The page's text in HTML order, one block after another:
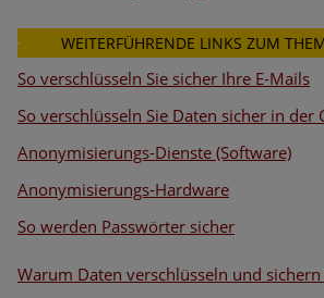
WEITERFÜHRENDE LINKS ZUM
VERSCHLÜSSELN
So verschlüsseln Sie sicher Ihre E-Mails
So verschlüsseln Sie Daten sicher in der
Anonymisierungs-Dienste (Software)
Anonymisierungs-Hardware
So werden Passwörter sicher
Warum Daten verschlüsseln und